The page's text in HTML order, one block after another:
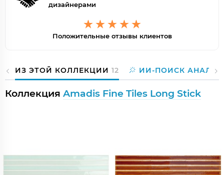
дизайнерами
Положительные отзывы клиентов
ИЗ ЭТОЙ КОЛЛЕКЦИИ 12 ИИ-ПОИСК
Коллекция Amadis Fine Tiles Long Stick